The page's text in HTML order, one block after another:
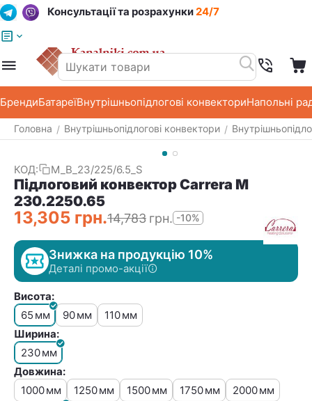
Консультації та розрахунки24/7
БрендиБатареїВнутрішньопідлогові конвекториНапольні
Головна / Внутрішньопідлогові конвектори /
КОД: M_B_23/225/6.5_S
Підлоговий конвектор Carrera M
230.2250.65
13,305 грн.14,783 грн. -10%
Знижка на продукцію 10%
Деталі промо-акції
Висота:
65 мм 90мм 110мм
Ширина:
230мм
Довжина:
1000мм 1250мм 1500мм 1750мм 2000мм